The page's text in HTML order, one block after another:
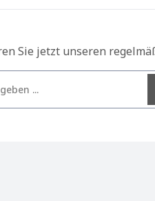
Sie jetzt unseren